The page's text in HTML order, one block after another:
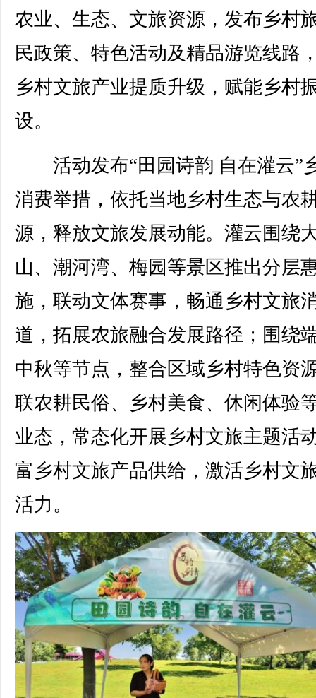
农业、生态、文旅资源，发布乡村
民政策、特色活动及精品游览线路
乡村文旅产业提质升级，赋能乡村
设。
活动发布“田园诗韵 自在灌云”
消费举措，依托当地乡村生态与农
源，释放文旅发展动能。灌云围绕
山、潮河湾、梅园等景区推出分层
施，联动文体赛事，畅通乡村文旅
道，拓展农旅融合发展路径；围绕
中秋等节点，整合区域乡村特色资
联农耕民俗、乡村美食、休闲体验
业态，常态化开展乡村文旅主题活
富乡村文旅产品供给，激活乡村文
活力。